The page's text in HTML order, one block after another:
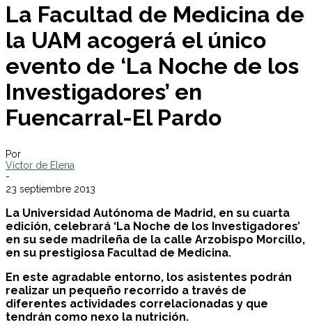
La Facultad de Medicina de
la UAM acogerá el único
evento de ‘La Noche de los
Investigadores’ en
Fuencarral-El Pardo
Por
Víctor de Elena
-
23 septiembre 2013
La Universidad Autónoma de Madrid, en su cuarta
edición, celebrará ‘La Noche de los Investigadores’
en su sede madrileña de la calle Arzobispo Morcillo,
en su prestigiosa Facultad de Medicina.
En este agradable entorno, los asistentes podrán
realizar un pequeño recorrido a través de
diferentes actividades correlacionadas y que
tendrán como nexo la nutrición.